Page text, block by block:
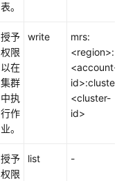
表。
授予
权限
以在
集群
中执
行作
业。
write
mrs:
<region>:
<account-
id>:cluster:
<cluster-
id>
授予
权限
list -